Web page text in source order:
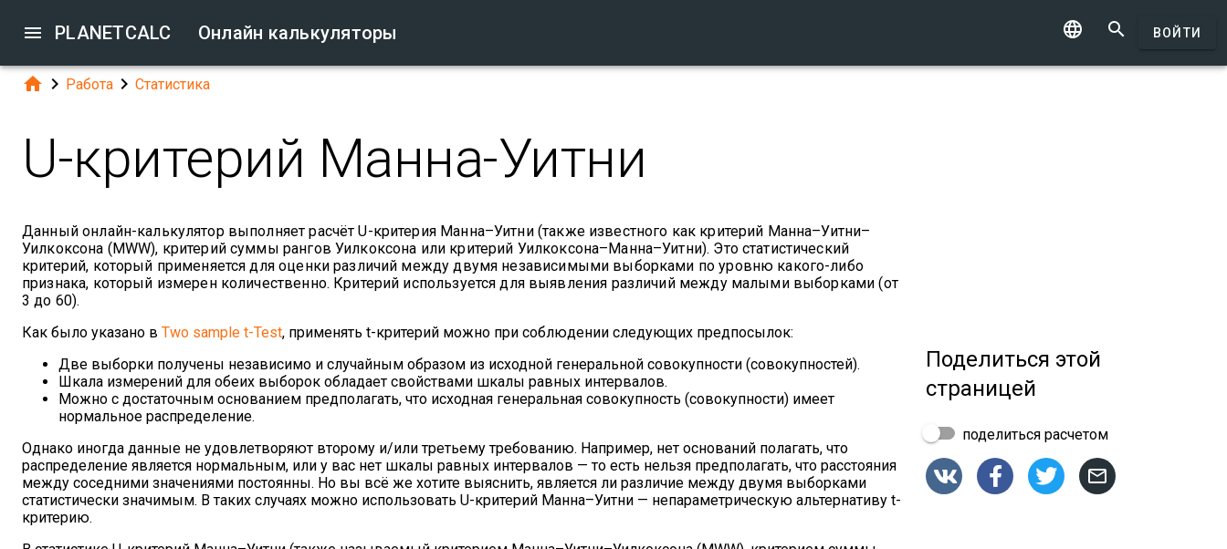
 PLANETCALC Онлайн калькуляторы   ВОЙТИ
  Работа  Статистика
U-критерий Манна-Уитни
Данный онлайн-калькулятор выполняет расчёт U-критерия Манна–Уитни (также известного как критерий Манна–Уитни–
Уилкоксона (MWW), критерий суммы рангов Уилкоксона или критерий Уилкоксона–Манна–Уитни). Это статистический
критерий, который применяется для оценки различий между двумя независимыми выборками по уровню какого-либо
признака, который измерен количественно. Критерий используется для выявления различий между малыми выборками (от
3 до 60).
Как было указано в Two sample t-Test, применять t-критерий можно при соблюдении следующих предпосылок:
Две выборки получены независимо и случайным образом из исходной генеральной совокупности (совокупностей).
Шкала измерений для обеих выборок обладает свойствами шкалы равных интервалов.
Можно с достаточным основанием предполагать, что исходная генеральная совокупность (совокупности) имеет
нормальное распределение.
Однако иногда данные не удовлетворяют второму и/или третьему требованию. Например, нет оснований полагать, что
распределение является нормальным, или у вас нет шкалы равных интервалов — то есть нельзя предполагать, что расстояния
между соседними значениями постоянны. Но вы всё же хотите выяснить, является ли различие между двумя выборками
статистически значимым. В таких случаях можно использовать U-критерий Манна–Уитни — непараметрическую альтернативу t-
критерию.
Поделиться этой
страницей
поделиться расчетом
   